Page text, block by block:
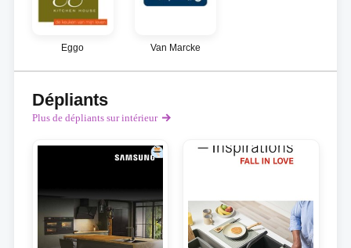
Eggo Van Marcke
Dépliants
Plus de dépliants sur intérieur